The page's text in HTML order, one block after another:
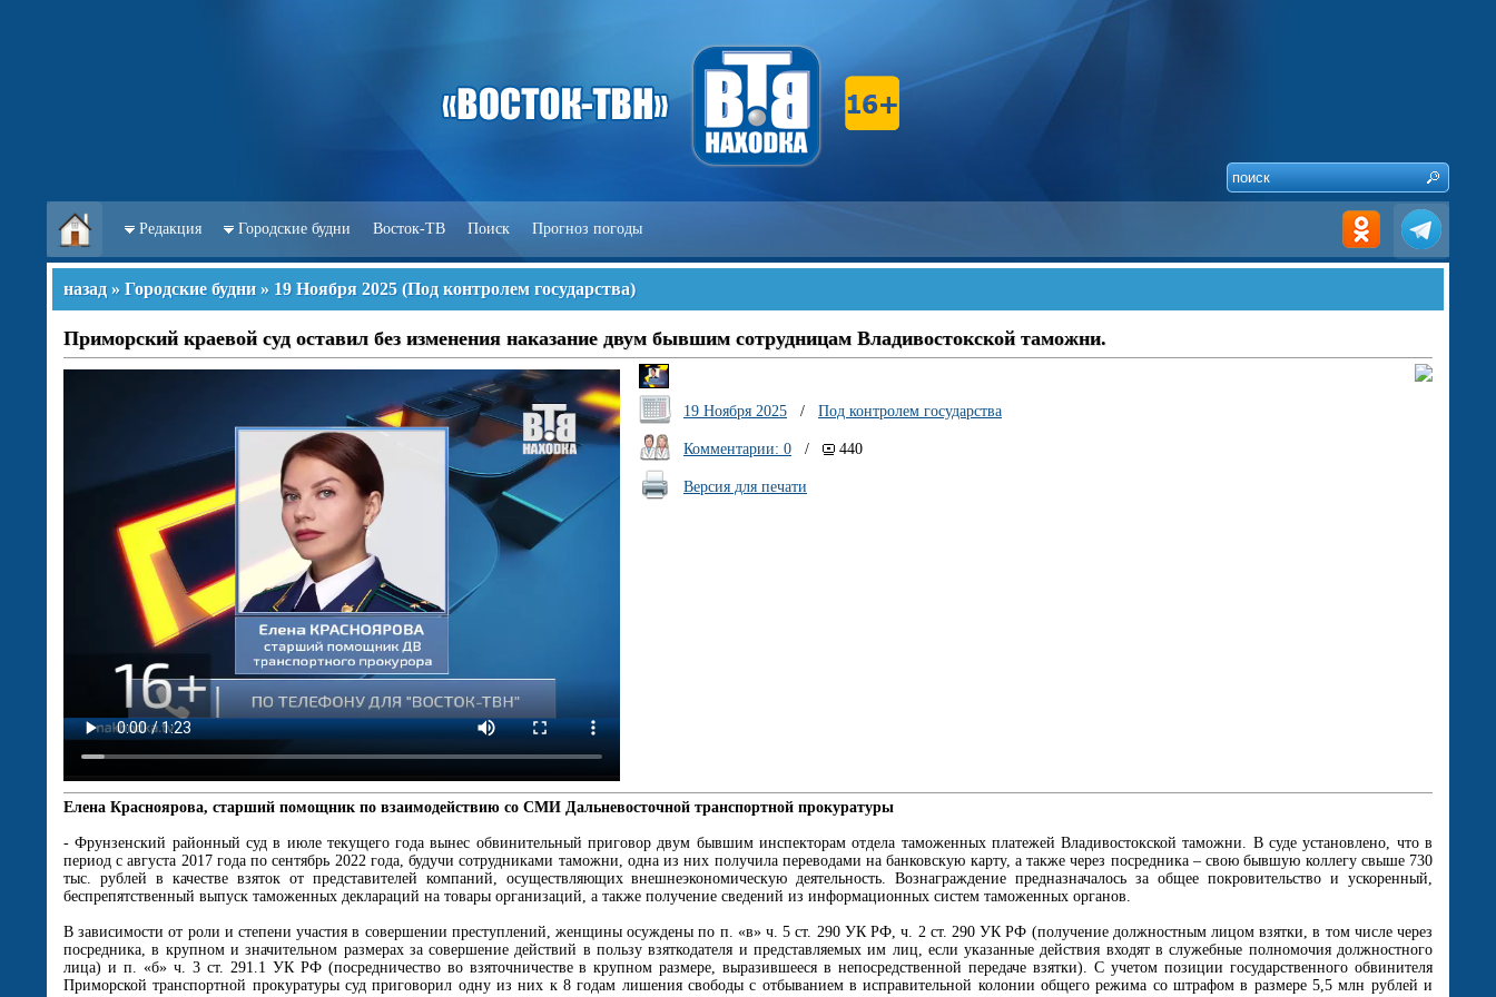
Редакция Городские будни Восток-ТВ Поиск Прогноз погоды
назад » Городские будни » 19 Ноября 2025 (Под контролем государства)
Приморский краевой суд оставил без изменения наказание двум бывшим сотрудницам Владивостокской таможни.
19 Ноября 2025 / Под контролем государства
Комментарии: 0 / 440
Версия для печати
Елена Красноярова, старший помощник по взаимодействию со СМИ Дальневосточной транспортной прокуратуры
- Фрунзенский районный суд в июле текущего года вынес обвинительный приговор двум бывшим инспекторам отдела таможенных платежей Владивостокской таможни. В суде установлено, что в
период с августа 2017 года по сентябрь 2022 года, будучи сотрудниками таможни, одна из них получила переводами на банковскую карту, а также через посредника – свою бывшую коллегу свыше 730
тыс. рублей в качестве взяток от представителей компаний, осуществляющих внешнеэкономическую деятельность. Вознаграждение предназначалось за общее покровительство и ускоренный,
беспрепятственный выпуск таможенных деклараций на товары организаций, а также получение сведений из информационных систем таможенных органов.
В зависимости от роли и степени участия в совершении преступлений, женщины осуждены по п. «в» ч. 5 ст. 290 УК РФ, ч. 2 ст. 290 УК РФ (получение должностным лицом взятки, в том числе через
посредника, в крупном и значительном размерах за совершение действий в пользу взяткодателя и представляемых им лиц, если указанные действия входят в служебные полномочия должностного
лица) и п. «б» ч. 3 ст. 291.1 УК РФ (посредничество во взяточничестве в крупном размере, выразившееся в непосредственной передаче взятки). С учетом позиции государственного обвинителя
Приморской транспортной прокуратуры суд приговорил одну из них к 8 годам лишения свободы с отбыванием в исправительной колонии общего режима со штрафом в размере 5,5 млн рублей и